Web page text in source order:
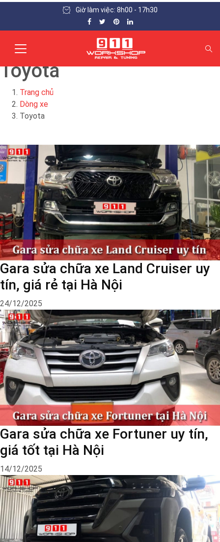
Giờ làm việc: 8h00 - 17h30
Toyota
Trang chủ
Dòng xe
Toyota
Gara sửa chữa xe Land Cruiser uy
tín, giá rẻ tại Hà Nội
24/12/2025
Gara sửa chữa xe Fortuner uy tín,
giá tốt tại Hà Nội
14/12/2025